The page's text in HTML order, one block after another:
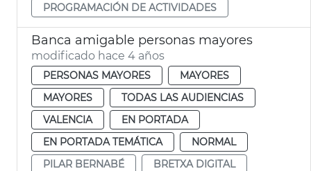
PROGRAMACIÓN DE ACTIVIDADES
Banca amigable personas mayores
modificado hace 4 años
PERSONAS MAYORES
MAYORES
MAYORES
TODAS LAS AUDIENCIAS
VALENCIA
EN PORTADA
EN PORTADA TEMÁTICA
NORMAL
PILAR BERNABÉ
BRETXA DIGITAL